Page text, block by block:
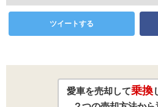
ツイートする
愛車を売却して乗換